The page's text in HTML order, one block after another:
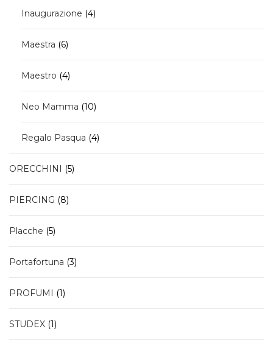
Inaugurazione 44
Maestra
66
Maestro 44
Neo Mamma 1010
Regalo Pasqua 44
ORECCHINI
55
PIERCING
88
Placche 55
Portafortuna 33
PROFUMI
11
STUDEX 11